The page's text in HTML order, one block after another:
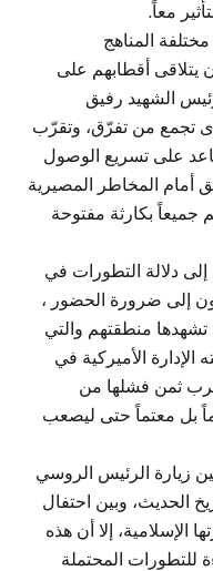
معاً.
مختلفة المناهج
يتلاقى أقطابهم على
الشهيد رفيق
تجمع من تفرّق، وتقرّب
على تسريع الوصول
أمام المخاطر المصيرية
جميعاً بكارثة مفتوحة
إلى دلالة التطورات في
إلى ضرورة الحضور ،
تشهدها منطقتهم والتي
الأميركية في
ثمن فشلها من
بل معتماً حتى ليصعب
زيارة الرئيس الروسي
الحديث، وبين احتفال
الإسلامية، إلا أن هذه
للتطورات المحتملة